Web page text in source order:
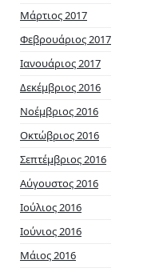
Μάρτιος 2017
Φεβρουάριος 2017
Ιανουάριος 2017
Δεκέμβριος 2016
Νοέμβριος 2016
Οκτώβριος 2016
Σεπτέμβριος 2016
Αύγουστος 2016
Ιούλιος 2016
Ιούνιος 2016
Μάιος 2016